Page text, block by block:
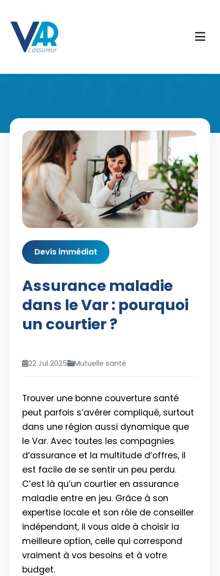
Devis immédiat
Assurance maladie
dans le Var : pourquoi
un courtier ?
22 Jul 2025 Mutuelle santé
Trouver une bonne couverture santé
peut parfois s’avérer compliqué, surtout
dans une région aussi dynamique que
le Var. Avec toutes les compagnies
d’assurance et la multitude d’offres, il
est facile de se sentir un peu perdu.
C’est là qu’un courtier en assurance
maladie entre en jeu. Grâce à son
expertise locale et son rôle de conseiller
indépendant, il vous aide à choisir la
meilleure option, celle qui correspond
vraiment à vos besoins et à votre
budget.